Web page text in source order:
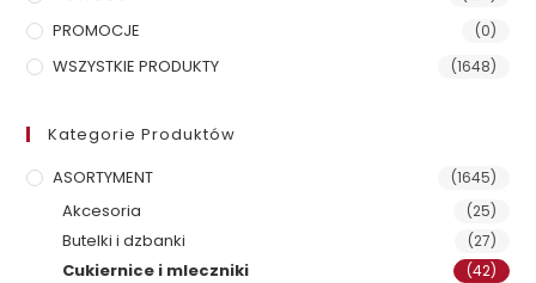
PROMOCJE (0)
WSZYSTKIE PRODUKTY (1648)
Kategorie Produktów
ASORTYMENT
(1645)
Akcesoria (25)
Butelki i dzbanki (27)
Cukiernice i mleczniki (42)